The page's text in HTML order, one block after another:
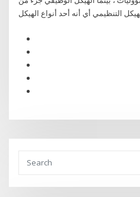
التنظيمي أي أنه أحد أنواع الهيكل